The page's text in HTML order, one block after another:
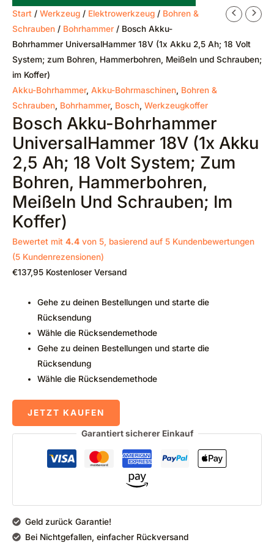
Start / Werkzeug / Elektrowerkzeug / Bohren &
Schrauben / Bohrhammer / Bosch Akku-
Bohrhammer UniversalHammer 18V (1x Akku 2,5 Ah; 18 Volt
System; zum Bohren, Hammerbohren, Meißeln und Schrauben;
im Koffer)
Akku-Bohrhammer, Akku-Bohrmaschinen Bohren &
Schrauben Bohrhammer, Bosch Werkzeugkoffer
Bosch Akku-Bohrhammer
UniversalHammer 18V (1x Akku
2,5 Ah; 18 Volt System; Zum
Bohren, Hammerbohren,
Meißeln Und Schrauben; Im
Koffer)
Bewertet mit 4.4 von 5, basierend auf 5 Kundenbewertungen
(5 Kundenrezensionen)
€137,95 Kostenloser Versand
Gehe zu deinen Bestellungen und starte die
Rücksendung
Wähle die Rücksendemethode
Gehe zu deinen Bestellungen und starte die
Rücksendung
Wähle die Rücksendemethode
JETZT KAUFEN
Garantiert sicherer Einkauf
Geld zurück Garantie!
Bei Nichtgefallen, einfacher Rückversand